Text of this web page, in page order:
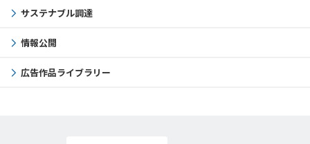
サステナブル調達
情報公開
広告作品ライブラリー